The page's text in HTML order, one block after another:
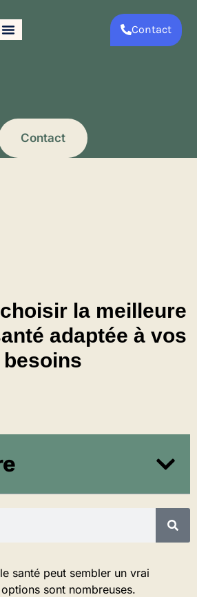
Contact
Contact
la meilleure
adaptée à vos
besoins
santé peut sembler un vrai
sont nombreuses.